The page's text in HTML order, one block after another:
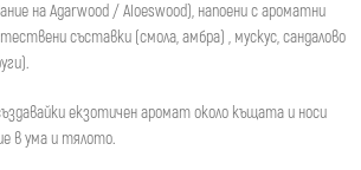
на Agarwood / Aloeswood), напоени с ароматни
съставки (смола, амбра) , мускус, сандалово
екзотичен аромат около къщата и носи
в ума и тялото.